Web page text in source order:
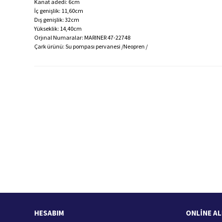
Kanat adedi: 6cm
İç genişlik: 11,60cm
Dış genişlik: 32cm
Yükseklik: 14,40cm
Orjınal Numaralar: MARINER 47-22748
Çark ürünü: Su pompası pervanesi /Neopren /
HESABIM ONLİNE